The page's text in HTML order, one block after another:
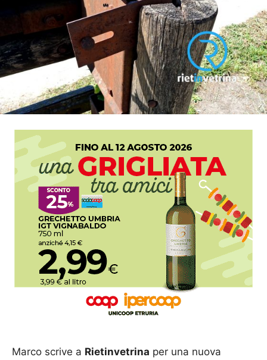
Marco scrive a Rietinvetrina per una nuova